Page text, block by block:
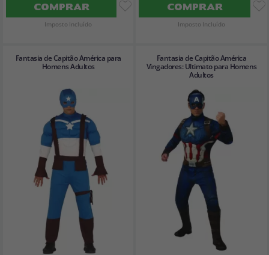
COMPRAR
Imposto Incluído
COMPRAR
Imposto Incluído
Fantasia de Capitão América para
Homens Adultos
Fantasia de Capitão América
Vingadores: Ultimato para Homens
Adultos